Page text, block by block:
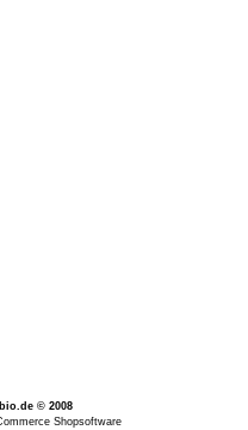
© 2008
Shopsoftware